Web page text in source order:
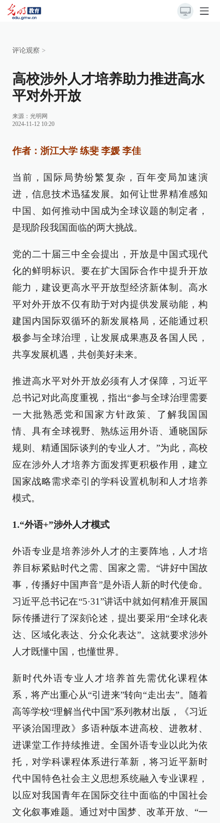
评论观察 >
高校涉外人才培养助力推进高水
平对外开放
来源： 光明网
2024-11-12 10:20
作者：浙江大学 练斐 李媛 李佳
当前，国际局势纷繁复杂，百年变局加速演
进，信息技术迅猛发展。如何让世界精准感知
中国、如何推动中国成为全球议题的制定者，
是现阶段我国面临的两大挑战。
党的二十届三中全会提出，开放是中国式现代
化的鲜明标识。要在扩大国际合作中提升开放
能力，建设更高水平开放型经济新体制。高水
平对外开放不仅有助于对内提供发展动能，构
建国内国际双循环的新发展格局，还能通过积
极参与全球治理，让发展成果惠及各国人民，
共享发展机遇，共创美好未来。
推进高水平对外开放必须有人才保障，习近平
总书记对此高度重视，指出“参与全球治理需要
一大批熟悉党和国家方针政策、了解我国国
情、具有全球视野、熟练运用外语、通晓国际
规则、精通国际谈判的专业人才。”为此，高校
应在涉外人才培养方面发挥更积极作用，建立
国家战略需求牵引的学科设置机制和人才培养
模式。
1.“外语+”涉外人才模式
外语专业是培养涉外人才的主要阵地，人才培
养目标紧贴时代之需、国家之需。“讲好中国故
事，传播好中国声音”是外语人新的时代使命。
习近平总书记在“5·31”讲话中就如何精准开展国
际传播进行了深刻论述，提出要采用“全球化表
达、区域化表达、分众化表达”。这就要求涉外
人才既懂中国，也懂世界。
新时代外语专业人才培养首先需优化课程体
系，将产出重心从“引进来”转向“走出去”。随着
高等学校“理解当代中国”系列教材出版，《习近
平谈治国理政》多语种版本进高校、进教材、
进课堂工作持续推进。全国外语专业以此为依
托，对学科课程体系进行革新，将习近平新时
代中国特色社会主义思想系统融入专业课程，
以应对我国青年在国际交往中面临的中国社会
文化叙事难题。通过对中国梦、改革开放、“一